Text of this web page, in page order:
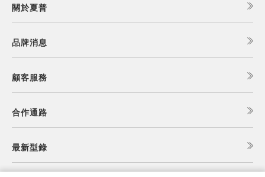
關於夏普
品牌消息
顧客服務
合作通路
最新型錄